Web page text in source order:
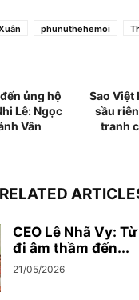
phunuthehemoi
ủng hộ
Lê: Ngọc
Vân
Sao Việt
sầu
tranh
RELATED
CEO Lê Nhã Vy:
đi âm thầm đến...
21/05/2026